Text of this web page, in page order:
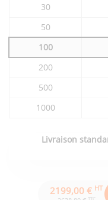
fonction
la
quantité
30
50
100
200
500
1000
Livraison
2199,00 € HT
TTC